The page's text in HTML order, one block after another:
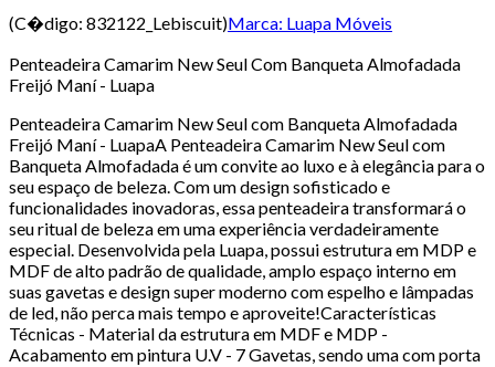
(C�digo: 832122_Lebiscuit)Marca: Luapa Móveis
Penteadeira Camarim New Seul Com Banqueta Almofadada
Freijó Maní - Luapa
Penteadeira Camarim New Seul com Banqueta Almofadada
Freijó Maní - LuapaA Penteadeira Camarim New Seul com
Banqueta Almofadada é um convite ao luxo e à elegância para o
seu espaço de beleza. Com um design sofisticado e
funcionalidades inovadoras, essa penteadeira transformará o
seu ritual de beleza em uma experiência verdadeiramente
especial. Desenvolvida pela Luapa, possui estrutura em MDP e
MDF de alto padrão de qualidade, amplo espaço interno em
suas gavetas e design super moderno com espelho e lâmpadas
de led, não perca mais tempo e aproveite!Características
Técnicas - Material da estrutura em MDF e MDP -
Acabamento em pintura U.V - 7 Gavetas, sendo uma com porta